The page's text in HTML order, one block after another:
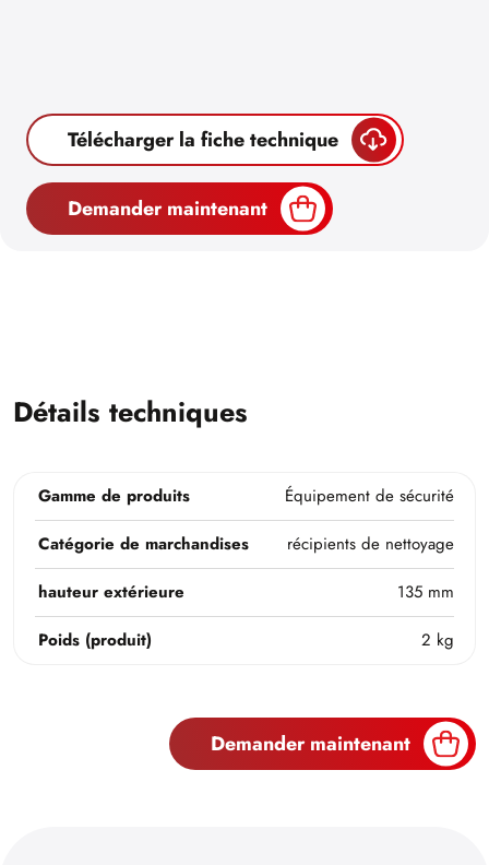
Télécharger la fiche technique
Demander maintenant
Détails techniques
Gamme de produits
Équipement de sécurité
Catégorie de marchandises
récipients de nettoyage
hauteur extérieure
135 mm
Poids (produit)
2 kg
Demander maintenant